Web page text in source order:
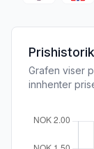
Grafen viser
innhenter